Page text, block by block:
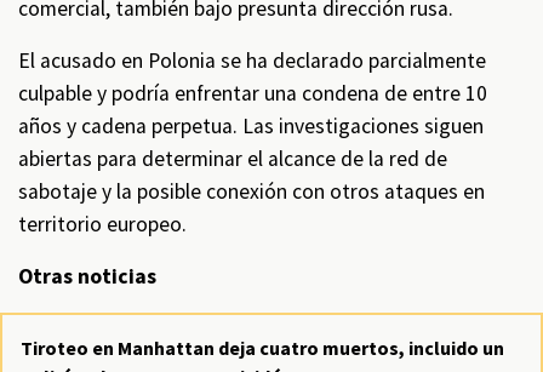
comercial, también bajo presunta dirección rusa.
El acusado en Polonia se ha declarado parcialmente
culpable y podría enfrentar una condena de entre 10
años y cadena perpetua. Las investigaciones siguen
abiertas para determinar el alcance de la red de
sabotaje y la posible conexión con otros ataques en
territorio europeo.
Otras noticias
Tiroteo en Manhattan deja cuatro muertos, incluido un